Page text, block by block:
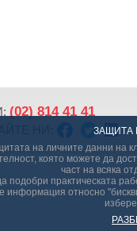
ЗАЩИТА
на личните данни на
която можете да
част на всяка
подобри практическата
информация относно
(02) 814 41 41